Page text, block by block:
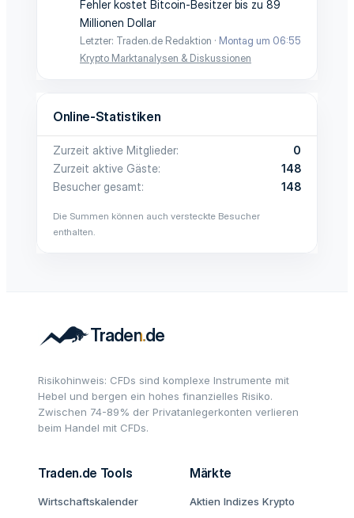
Fehler kostet Bitcoin-Besitzer bis zu 89
Millionen Dollar
Letzter: Traden.de Redaktion
Montag um 06:55
Krypto Marktanalysen & Diskussionen
Online-Statistiken
Zurzeit aktive Mitglieder
0
Zurzeit aktive Gäste
148
Besucher gesamt
148
Die Summen können auch versteckte Besucher
enthalten.
Risikohinweis: CFDs sind komplexe Instrumente mit
Hebel und bergen ein hohes finanzielles Risiko.
Zwischen 74-89% der Privatanlegerkonten verlieren
beim Handel mit CFDs.
Traden.de Tools
Wirtschaftskalender
Märkte
Aktien Indizes Krypto